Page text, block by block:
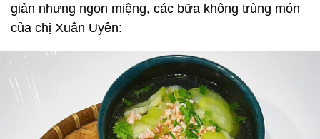
giản nhưng ngon miệng, các bữa không trùng món
của chị Xuân Uyên: